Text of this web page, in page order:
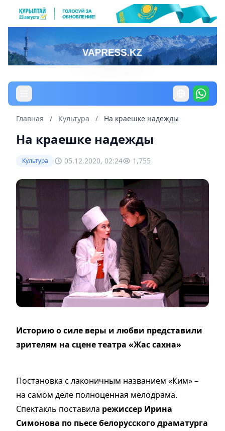
Главная / Культура / На краешке надежды
На краешке надежды
Культура 05.12.2020, 02:24 1,755
Историю о силе веры и любви представили
зрителям на сцене театра «Жас сахна»
Постановка с лаконичным названием «Ким» –
на самом деле полноценная мелодрама.
Спектакль поставила режиссер Ирина
Симонова по пьесе белорусского драматурга